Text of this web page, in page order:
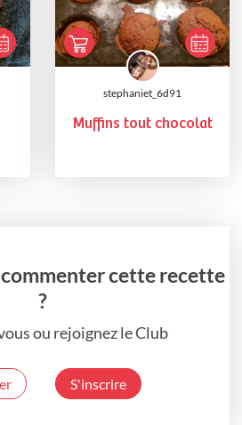
stephaniet_6d91
Muffins tout chocolat
cette recette
?
ou rejoignez le Club
S'inscrire